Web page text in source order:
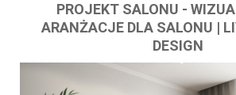
PROJEKT SALONU -
ARANŻACJE DLA SALONU |
DESIGN